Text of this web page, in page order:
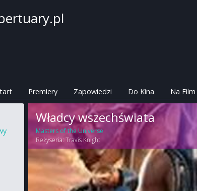
Premiery Zapowiedzi Do Kina Na Film
Władcy wszechświata
Masters of the Universe
Reżyseria:Travis Knight